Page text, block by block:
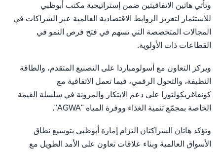
وتأتي هاتين الاتفاقيتين ضمن إستراتيجية مكتب أبوظبي
للاستثمار لتعزيز الروابط الاقتصادية العالمية عبر الشراكات في
المجالات المتخصصة التي تسهم في فتح فرص النمو في
القطاعات ذات الأولوية.
ويركز التعاون مع أسولومباردا على التصنيع المتقدم، والطاقة
النظيفة، والتحول الرقمي، فيما تعمل الاتفاقية مع
كونفاغريكولتورا على دعم الابتكار والمرونة في سلسلة القيمة
الخاصة بمجمّع تنمية الغذاء ووفرة المياه "AGWA".
وتؤكد هاتان الشراكتان التزام إمارة أبوظبي بتوسيع نطاق
الأسواق العالمية وبناء علاقات تعاون على الأمد الطويل مع